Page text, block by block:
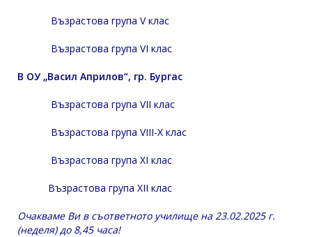
Възрастова група V клас
Възрастова група VI клас
В ОУ „Васил Априлов“, гр. Бургас
Възрастова група VII клас
Възрастова група VIII-X клас
Възрастова група XI клас
Възрастова група XII клас
Очакваме Ви в съответното училище на 23.02.2025 г.
(неделя) до 8,45 часа!